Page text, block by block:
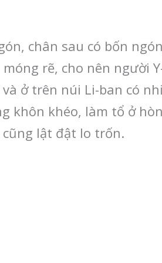
chân sau có bốn
rẽ, cho nên người
ở trên núi Li-ban có
khôn khéo, làm tổ ở
lật đật lo trốn.